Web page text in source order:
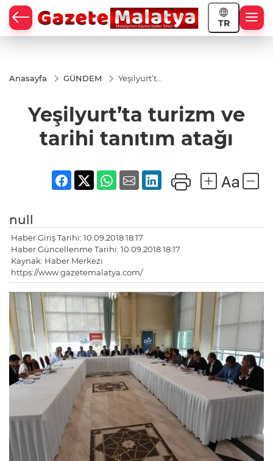
TR
Anasayfa GÜNDEM
Yeşilyurt’ta
tanıtım
atağı
Yeşilyurt’ta turizm ve
tarihi tanıtım atağı
null
Haber Giriş Tarihi: 10.09.2018 18:17
Haber Güncellenme Tarihi: 10.09.2018 18:17
Kaynak: Haber Merkezi
https://www.gazetemalatya.com/